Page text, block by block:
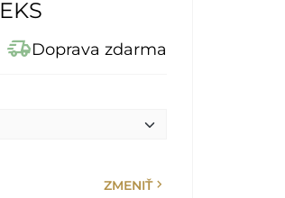
delivery_truck_speedDoprava zdarma
ZMENIŤchevron_right